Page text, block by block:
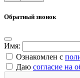
Обратный звонок
Имя:
Ознакомлен с
Даю согласие на